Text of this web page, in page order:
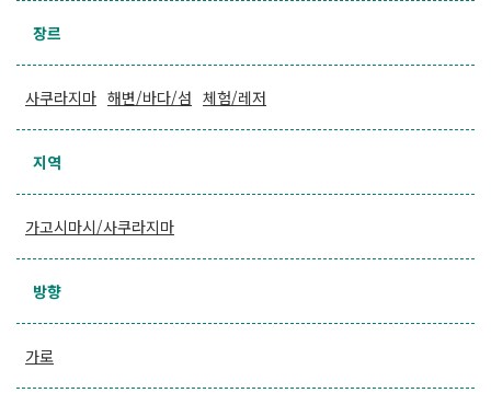
장르
사쿠라지마 해변/바다/섬 체험/레저
지역
가고시마시/사쿠라지마
방향
가로